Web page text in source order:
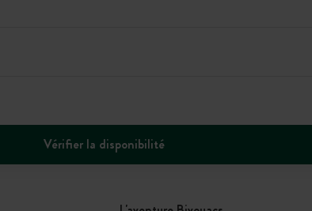
Vérifier la disponibilité